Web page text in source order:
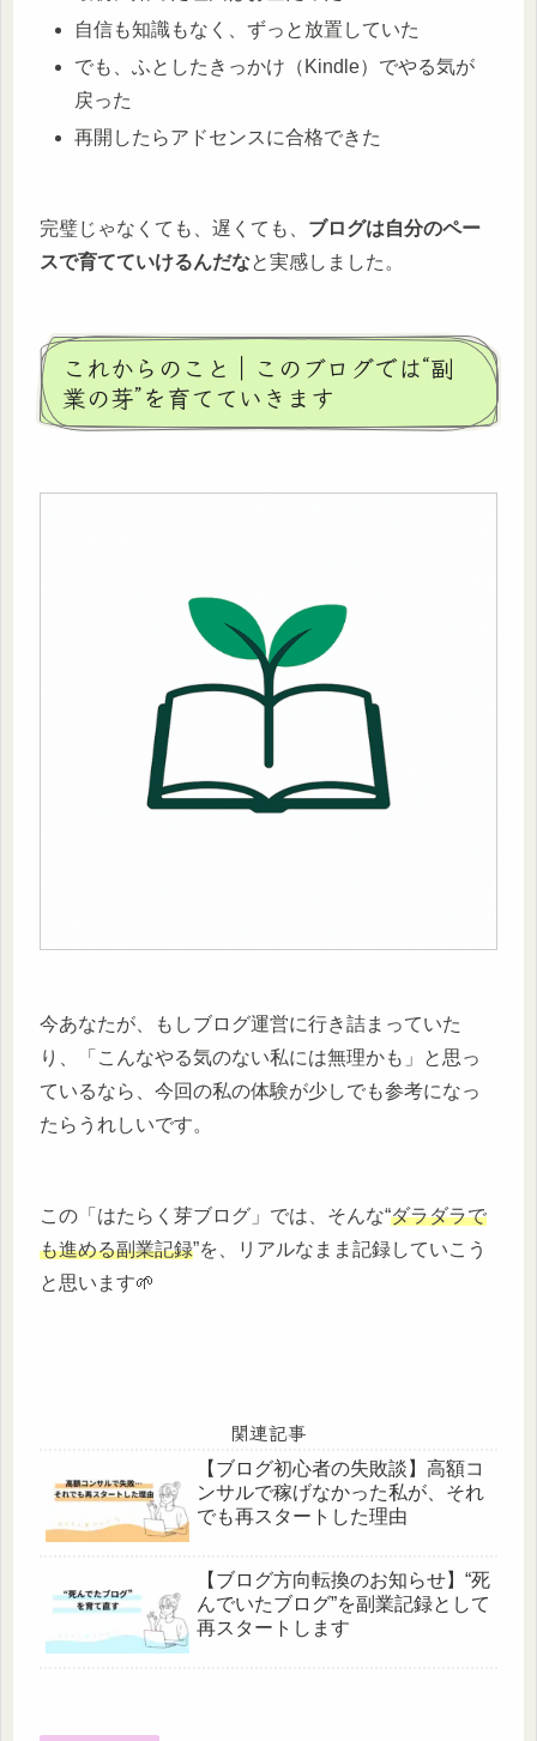
自信も知識もなく、ずっと放置していた
でも、ふとしたきっかけ（Kindle）でやる気が
戻った
再開したらアドセンスに合格できた
完璧じゃなくても、遅くても、 ブログは自分のペー
スで育てていけるんだなと実感しました。
これからのこと｜このブログでは“副
業の芽”を育てていきます
今あなたが、もしブログ運営に行き詰まっていた
り、「こんなやる気のない私には無理かも」と思っ
ているなら、今回の私の体験が少しでも参考になっ
たらうれしいです。
この「はたらく芽ブログ」では、そんな“ダラダラで
も進める副業記録”を、リアルなまま記録していこう
と思います🌱
関連記事
【ブログ初心者の失敗談】高額コ
ンサルで稼げなかった私が、それ
でも再スタートした理由
【ブログ方向転換のお知らせ】“死
んでいたブログ”を副業記録として
再スタートします